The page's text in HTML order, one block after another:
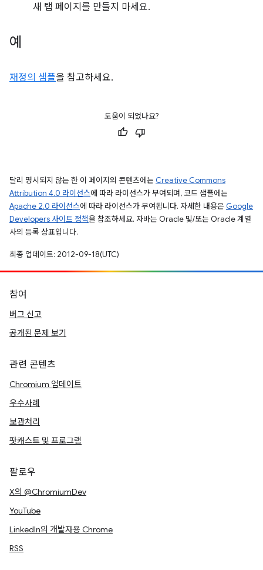
새 탭 페이지를 만들지 마세요.
예
재정의 샘플을 참고하세요.
도움이 되었나요?
달리 명시되지 않는 한 이 페이지의 콘텐츠에는 Creative Commons
Attribution 4.0 라이선스에 따라 라이선스가 부여되며, 코드 샘플에는
Apache 2.0 라이선스에 따라 라이선스가 부여됩니다. 자세한 내용은 Google
Developers 사이트 정책을 참조하세요. 자바는 Oracle 및/또는 Oracle 계열
사의 등록 상표입니다.
최종 업데이트: 2012-09-18(UTC)
참여
버그 신고
공개된 문제 보기
관련 콘텐츠
Chromium 업데이트
우수사례
보관처리
팟캐스트 및 프로그램
팔로우
X의 @ChromiumDev
YouTube
LinkedIn의 개발자용 Chrome
RSS